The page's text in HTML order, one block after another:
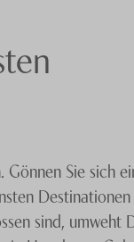
Sie sich
sind, umweht